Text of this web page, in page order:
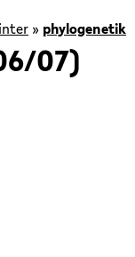
» phylogenetik
07)